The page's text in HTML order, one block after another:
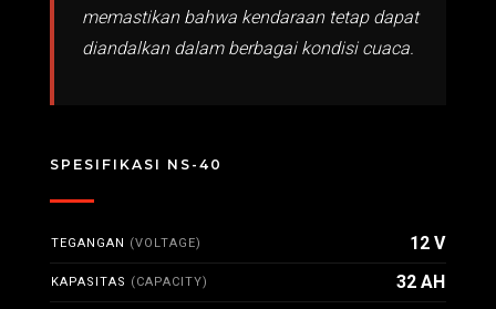
memastikan bahwa kendaraan tetap dapat
diandalkan dalam berbagai kondisi cuaca.
SPESIFIKASI NS-40
TEGANGAN (VOLTAGE) 12 V
KAPASITAS (CAPACITY) 32 AH